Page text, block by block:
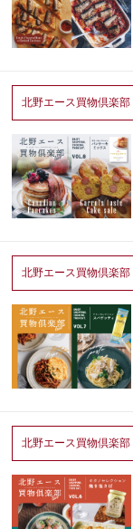
北野エース買物倶楽部
北野エース買物倶楽部
北野エース買物倶楽部